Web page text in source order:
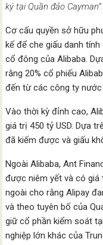
ký tại Quần đảo Cayman”.
Cơ cấu quyền sở hữu
kế để che giấu danh
cổ đông của Alibaba.
rằng 20% ​​cổ phiếu
đến từ các công ty nước
Vào thời kỳ đỉnh cao,
giá trị 450 tỷ USD. Dựa
đã kiếm được và giấu
Ngoài Alibaba, Ant
được niêm yết và có giá
ngoài cho rằng Alipay
và theo tuyên bố của
giữ cổ phần kiểm soát
nghiệp lớn khác của